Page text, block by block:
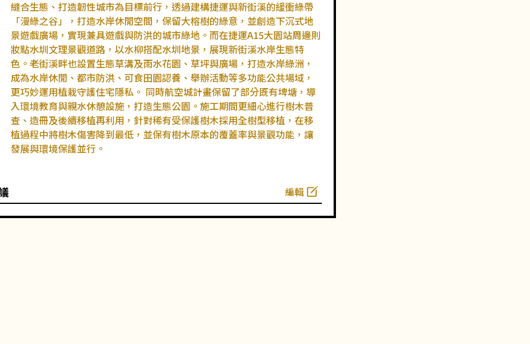
縫合生態、打造韌性城市為目標前行，透過建構捷運與新街溪的緩衝綠帶
「漫綠之谷」，打造水岸休閒空間，保留大榕樹的綠意，並創造下沉式地
景遊戲廣場，實現兼具遊戲與防洪的城市綠地。而在捷運A15大園站周邊則
妝點水圳文理景觀道路，以水柳搭配水圳地景，展現新街溪水岸生態特
色。老街溪畔也設置生態草溝及雨水花園、草坪與廣場，打造水岸綠洲，
成為水岸休閒、都市防洪、可食田園認養、舉辦活動等多功能公共場域，
更巧妙運用植栽守護住宅隱私。 同時航空城計畫保留了部分既有埤塘，導
入環境教育與親水休憩設施，打造生態公園。施工期間更細心進行樹木普
查、造冊及後續移植再利用，針對稀有受保護樹木採用全樹型移植，在移
植過程中將樹木傷害降到最低，並保有樹木原本的覆蓋率與景觀功能，讓
發展與環境保護並行。
編輯